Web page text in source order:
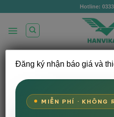
qua
dung
Hotline:
Mua ghế chơi game
ngồi
Đăng vào14 Tháng 11, 2022 bởiadmin
Đăng ký nhận báo giá và
MIỄN PHÍ · KHÔNG